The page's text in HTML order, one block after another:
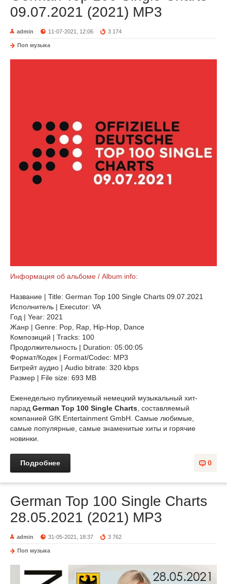
09.07.2021 (2021) MP3
admin 11-07-2021, 12:06 3 174
Поп музыка
Информация об альбоме / Album info:
Название | Title: German Top 100 Single Charts 09.07.2021
Исполнитель | Executor: VA
Год | Year: 2021
Жанр | Genre: Pop, Rap, Hip-Hop, Dance
Композиций | Tracks: 100
Продолжительность | Duration: 05:00:05
Формат/Кодек | Format/Codec: MP3
Битрейт аудио | Audio bitrate: 320 kbps
Размер | File size: 693 MB
Еженедельно публикуемый немецкий музыкальный хит-
парад German Top 100 Single Charts , составляемый
компанией GfK Entertainment GmbH. Самые любимые,
самые популярные, самые знаменитые хиты и горячие
новинки.
0
Подробнее
German Top 100 Single Charts
28.05.2021 (2021) MP3
admin 31-05-2021, 18:37 3 762
Поп музыка